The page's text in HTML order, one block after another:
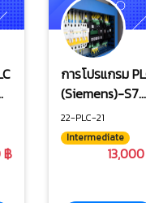
฿
การโปรแกรม
(Siemens)-S7
ระดับกลาง
22-PLC-21
Intermediate